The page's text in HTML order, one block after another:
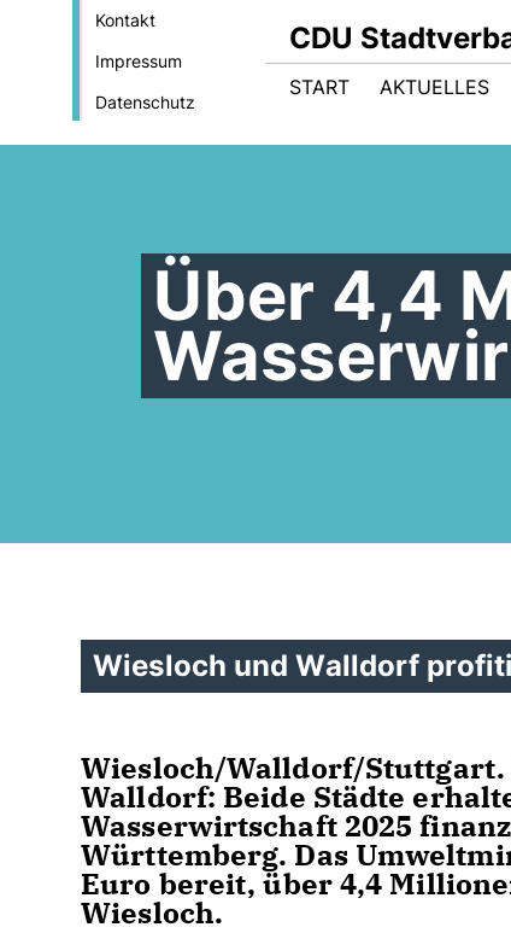
Kontakt
Impressum
Datenschutz
CDU
START AKTUELLES
Über 4,4
Wiesloch und Walldorf
Wiesloch/Walldorf/
Walldorf: Beide Städte
Wasserwirtschaft 2025
Württemberg. Das
Euro bereit, über 4,4
Wiesloch.